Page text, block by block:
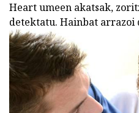
Heart umeen akatsak,
detektatu. Hainbat arrazoi